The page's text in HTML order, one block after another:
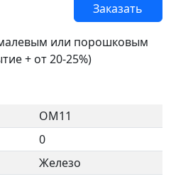
Заказать
или порошковым
+ от 20-25%)
ОМ11
0
Железо